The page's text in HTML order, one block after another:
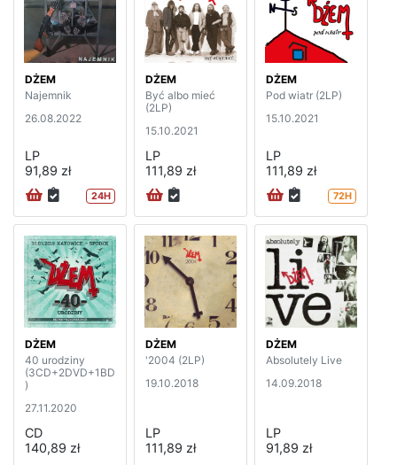
DŻEM
Najemnik
26.08.2022
LP
91,89 zł
24H
DŻEM
Być albo mieć
(2LP)
15.10.2021
LP
111,89 zł
DŻEM
Pod wiatr (2LP)
15.10.2021
LP
111,89 zł
72H
DŻEM
40 urodziny
(3CD+2DVD+1BD
)
27.11.2020
CD
140,89 zł
DŻEM
'2004 (2LP)
19.10.2018
LP
111,89 zł
DŻEM
Absolutely Live
14.09.2018
LP
91,89 zł